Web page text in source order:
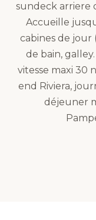
sundeck arriere
Accueille
cabines de jour
de bain,
vitesse maxi 30
end Riviera,
déjeuner